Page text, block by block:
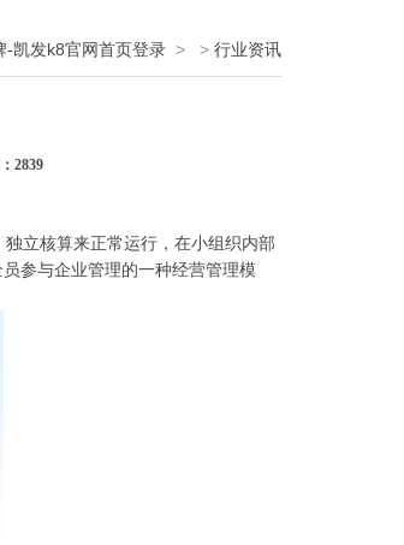
-凯发k8官网首页登录 > > 行业资讯
2839
立核算来正常运行，在小组织内部
参与企业管理的一种经营管理模